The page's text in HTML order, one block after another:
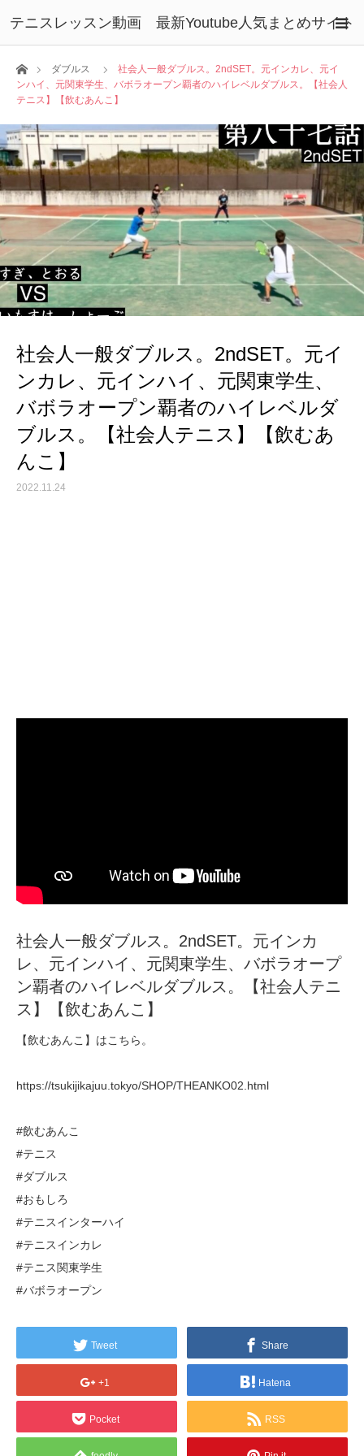
テニスレッスン動画 最新Youtube人気まとめサイト
ホームダブルス
社会人一般ダブルス。2ndSET。元インカレ、元イ
ンハイ、元関東学生、バボラオープン覇者のハイレベルダブルス。【社会人
テニス】【飲むあんこ】
社会人一般ダブルス。2ndSET。元イ
ンカレ、元インハイ、元関東学生、
バボラオープン覇者のハイレベルダ
ブルス。【社会人テニス】【飲むあ
んこ】
2022.11.24
社会人一般ダブルス。2ndSET。元インカ
レ、元インハイ、元関東学生、バボラオープ
ン覇者のハイレベルダブルス。【社会人テニ
ス】【飲むあんこ】
【飲むあんこ】はこちら。
https://tsukijikajuu.tokyo/SHOP/THEANKO02.html
#飲むあんこ
#テニス
#ダブルス
#おもしろ
#テニスインターハイ
#テニスインカレ
#テニス関東学生
#バボラオープン
Tweet Share
+1 Hatena
Pocket RSS